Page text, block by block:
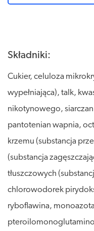
Składniki:
Cukier, celuloza
wypełniająca), talk,
nikotynowego,
pantotenian wapnia,
krzemu (substancja
(substancja
tłuszczowych
chlorowodorek
ryboflawina,